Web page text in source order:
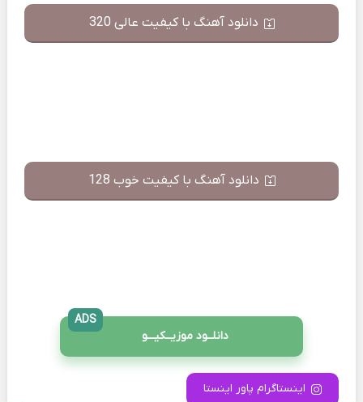
دانلود آهنگ با کیفیت عالی 320
دانلود آهنگ با کیفیت خوب 128
دانلــود موزیــکیـــو
ADS
اینستاگرام پاور اینستا